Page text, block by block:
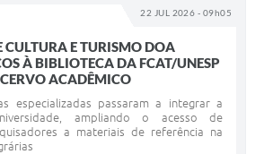
22 JUL 2026 - 09h05
CULTURA E TURISMO DOA
À BIBLIOTECA DA FCAT/UNESP
ACADÊMICO
especializadas passaram a integrar a
ampliando o acesso de
a materiais de referência na